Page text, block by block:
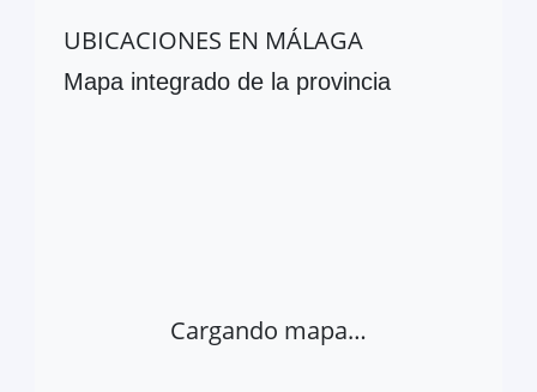
UBICACIONES EN MÁLAGA
Mapa integrado de la provincia
Cargando mapa…